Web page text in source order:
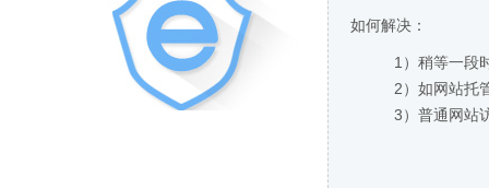
如何解决：
1）稍等一段
2）如网站托
3）普通网站